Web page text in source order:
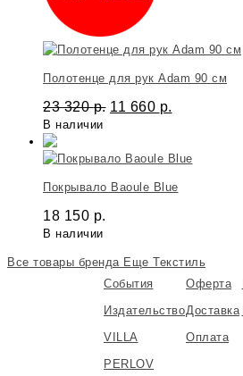
Полотенце для рук Adam 90 см
23 320р. 11 660 р.
В наличии
Покрывало Baoule Blue
18 150 р.
В наличии
Все товары бренда Еще Текстиль
События
Издательство
VILLA
PERLOV
Оферта
Доставка
Оплата